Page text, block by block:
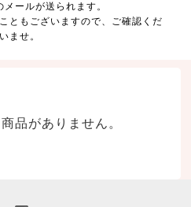
ールが送られます。
ともございますので、ご確認くだ
ませ。
品がありません。